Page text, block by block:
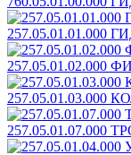
257.05.01.01.000
257.05.01.07.000